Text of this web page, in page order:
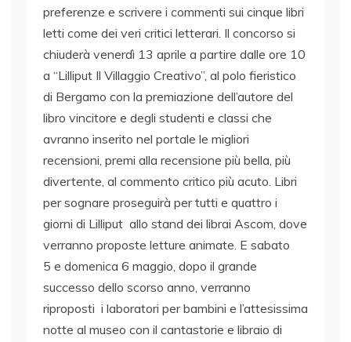
preferenze e scrivere i commenti sui cinque libri
letti come dei veri critici letterari. Il concorso si
chiuderà venerdì 13 aprile a partire dalle ore 10
a “Lilliput Il Villaggio Creativo”, al polo fieristico
di Bergamo con la premiazione dell’autore del
libro vincitore e degli studenti e classi che
avranno inserito nel portale le migliori
recensioni, premi alla recensione più bella, più
divertente, al commento critico più acuto. Libri
per sognare proseguirà per tutti e quattro i
giorni di Lilliput allo stand dei librai Ascom, dove
verranno proposte letture animate. E sabato
5 e domenica 6 maggio, dopo il grande
successo dello scorso anno, verranno
riproposti i laboratori per bambini e l’attesissima
notte al museo con il cantastorie e libraio di